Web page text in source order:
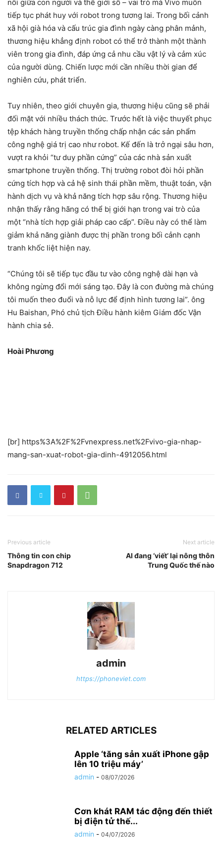
nối giữa con người và thế giới số – vai trò mà Vivo muốn
tiếp tục phát huy với robot trong tương lai. Trong bối cảnh
xã hội già hóa và cấu trúc gia đình ngày càng phân mảnh,
thương hiệu khẳng định robot có thể trở thành một thành
viên trong gia đình, đáp ứng cả nhu cầu vật lý và cảm xúc
của người dùng. Chiến lược mới cần nhiều thời gian để
nghiên cứu, phát triển.
Tuy nhiên, theo giới chuyên gia, thương hiệu cũng sẽ phải
đối mặt với nhiều thách thức. Trước hết là việc thuyết phục
tệp khách hàng truyền thống chấp nhận các sản phẩm
công nghệ giá trị cao như robot. Kế đến là trở ngại sâu hơn,
vượt ra khỏi “tư duy phần cứng” của các nhà sản xuất
smartphone truyền thống. Thị trường robot đòi hỏi phần
cứng tích hợp và cả hệ sinh thái phần mềm, thuật toán, vận
hành dịch vụ và khả năng tích hợp sâu rộng. Thương hiệu
nhận thấy rằng hãng có thể bị giới hạn trong vai trò của
một “nhà tích hợp giải pháp cao cấp”. Điều này có thể làm
giảm khả năng giành được thị phần trong bối cảnh cạnh
tranh khốc liệt hiện nay.
“Chúng tôi sẽ tiếp tục đầu tư vào công nghệ dài hạn và
không ngừng đổi mới sáng tạo. Đây là con đường mà chúng
tôi muốn theo đuổi và nỗ lực để định hình tương lai”. ông
Hu Baishan, Phó chủ tịch Điều hành kiêm Giám đốc Vận
hành chia sẻ.
Hoài Phương
[br] https%3A%2F%2Fvnexpress.net%2Fvivo-gia-nhap-
mang-san-xuat-robot-gia-dinh-4912056.html
Previous article
Thông tin con chip
Snapdragon 712
Next article
AI đang ‘viết’ lại nông thôn
Trung Quốc thế nào
admin
https://phoneviet.com
RELATED ARTICLES
Apple ‘tăng sản xuất iPhone gập
lên 10 triệu máy’
admin - 08/07/2026
Cơn khát RAM tác động đến thiết
bị điện tử thế...
admin - 04/07/2026